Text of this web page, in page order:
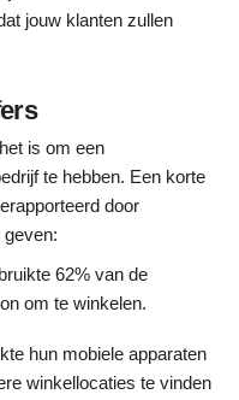
jouw klanten zullen
is om een
te hebben. Een korte
door
62% van de
om te winkelen.
hun mobiele apparaten
winkellocaties te vinden